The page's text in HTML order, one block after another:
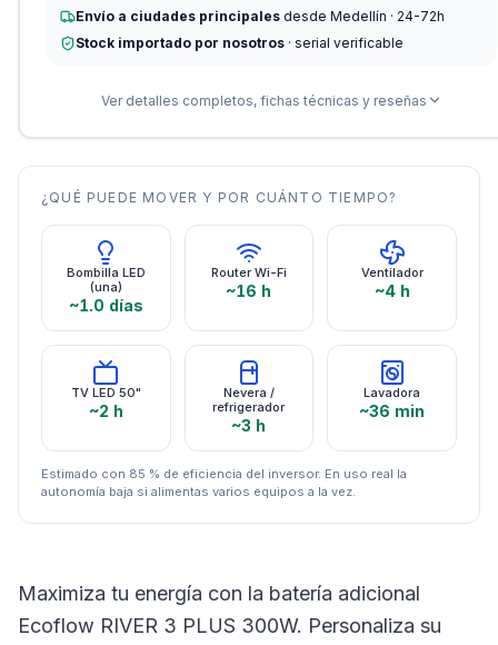
Envío a ciudades principales desde Medellín · 24-72h
Stock importado por nosotros · serial verificable
Ver detalles completos, fichas técnicas y reseñas
¿QUÉ PUEDE MOVER Y POR CUÁNTO TIEMPO?
Bombilla LED
(una)
~1.0 días
Router Wi-Fi
~16 h
Ventilador
~4 h
TV LED 50"
~2 h
Nevera /
refrigerador
~3 h
Lavadora
~36 min
Estimado con 85 % de eficiencia del inversor. En uso real la
autonomía baja si alimentas varios equipos a la vez.
Maximiza tu energía con la batería adicional
Ecoflow RIVER 3 PLUS 300W. Personaliza su